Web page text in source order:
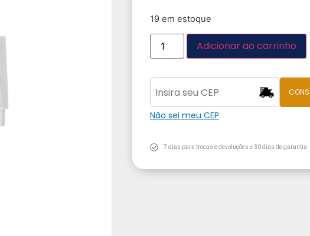
19 em estoque
Adicionar ao carrinho
Não sei meu CEP
7 dias para trocas e devoluções e 30 dias de garantia